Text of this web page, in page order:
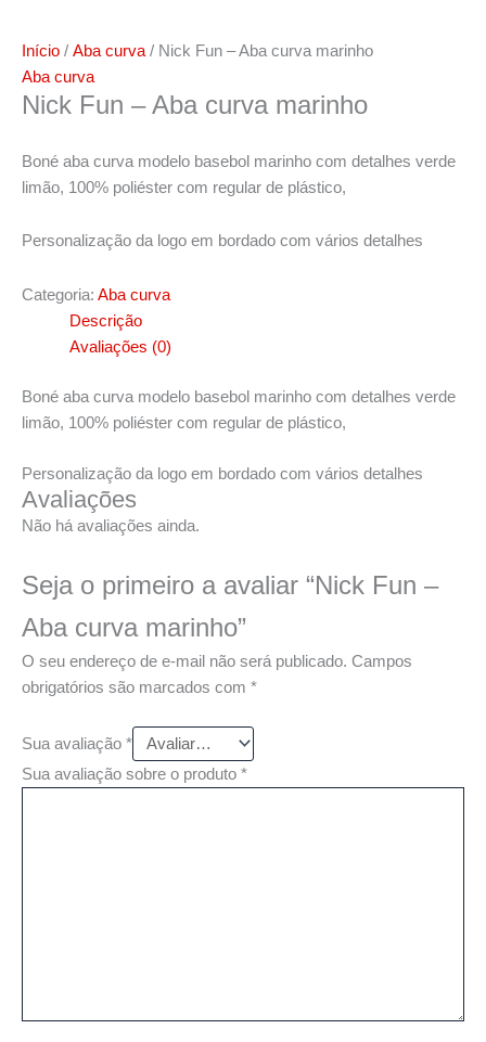
Início / Aba curva / Nick Fun – Aba curva marinho
Aba curva
Nick Fun – Aba curva marinho
Boné aba curva modelo basebol marinho com detalhes verde
limão, 100% poliéster com regular de plástico,
Personalização da logo em bordado com vários detalhes
Categoria: Aba curva
Descrição
Avaliações (0)
Boné aba curva modelo basebol marinho com detalhes verde
limão, 100% poliéster com regular de plástico,
Personalização da logo em bordado com vários detalhes
Avaliações
Não há avaliações ainda.
Seja o primeiro a avaliar “Nick Fun –
Aba curva marinho”
O seu endereço de e-mail não será publicado. Campos
obrigatórios são marcados com *
Sua avaliação *
Sua avaliação sobre o produto *